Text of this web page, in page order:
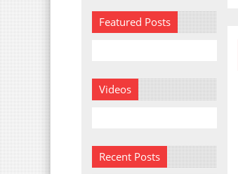
Featured Posts
Videos
Recent Posts